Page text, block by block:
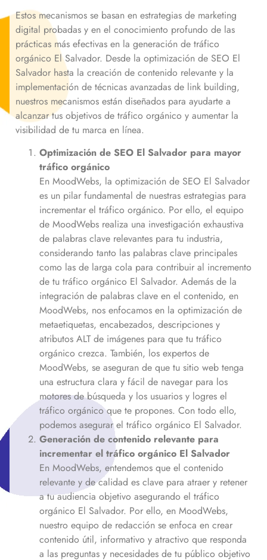
Estos mecanismos se basan en estrategias de marketing
digital probadas y en el conocimiento profundo de las
prácticas más efectivas en la generación de tráfico
orgánico El Salvador. Desde la optimización de SEO El
Salvador hasta la creación de contenido relevante y la
implementación de técnicas avanzadas de link building,
nuestros mecanismos están diseñados para ayudarte a
alcanzar tus objetivos de tráfico orgánico y aumentar la
visibilidad de tu marca en línea.
Optimización de SEO El Salvador para mayor
tráfico orgánico
En MoodWebs, la optimización de SEO El Salvador
es un pilar fundamental de nuestras estrategias para
incrementar el tráfico orgánico. Por ello, el equipo
de MoodWebs realiza una investigación exhaustiva
de palabras clave relevantes para tu industria,
considerando tanto las palabras clave principales
como las de larga cola para contribuir al incremento
de tu tráfico orgánico El Salvador. Además de la
integración de palabras clave en el contenido, en
MoodWebs, nos enfocamos en la optimización de
metaetiquetas, encabezados, descripciones y
atributos ALT de imágenes para que tu tráfico
orgánico crezca. También, los expertos de
MoodWebs, se aseguran de que tu sitio web tenga
una estructura clara y fácil de navegar para los
motores de búsqueda y los usuarios y logres el
tráfico orgánico que te propones. Con todo ello,
podemos asegurar el tráfico orgánico El Salvador.
Generación de contenido relevante para
incrementar el tráfico orgánico El Salvador
En MoodWebs, entendemos que el contenido
relevante y de calidad es clave para atraer y retener
a tu audiencia objetivo asegurando el tráfico
orgánico El Salvador. Por ello, en MoodWebs,
nuestro equipo de redacción se enfoca en crear
contenido útil, informativo y atractivo que responda
a las preguntas y necesidades de tu público objetivo